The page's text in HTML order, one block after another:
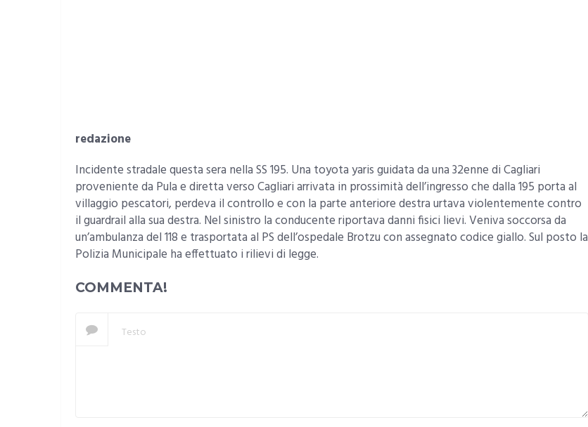
redazione
Incidente stradale questa sera nella SS 195. Una toyota yaris guidata da una 32enne di Cagliari
proveniente da Pula e diretta verso Cagliari arrivata in prossimità dell’ingresso che dalla 195 porta al
villaggio pescatori, perdeva il controllo e con la parte anteriore destra urtava violentemente contro
il guardrail alla sua destra. Nel sinistro la conducente riportava danni fisici lievi. Veniva soccorsa da
un’ambulanza del 118 e trasportata al PS dell’ospedale Brotzu con assegnato codice giallo. Sul posto la
Polizia Municipale ha effettuato i rilievi di legge.
COMMENTA!